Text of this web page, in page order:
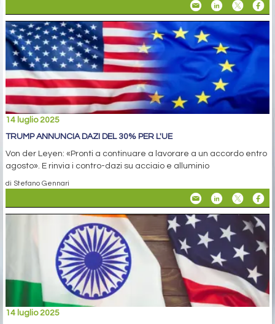
14 luglio 2025
TRUMP ANNUNCIA DAZI DEL 30% PER L'UE
Von der Leyen: «Pronti a continuare a lavorare a un accordo entro
agosto». E rinvia i contro-dazi su acciaio e alluminio
di Stefano Gennari
14 luglio 2025